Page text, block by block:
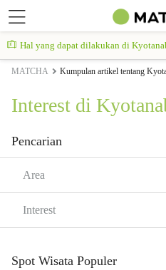
Hal yang dapat dilakukan di
MATCHA Kumpulan artikel tentang
Interest di
Pencarian
Area
Interest
Spot Wisata Populer